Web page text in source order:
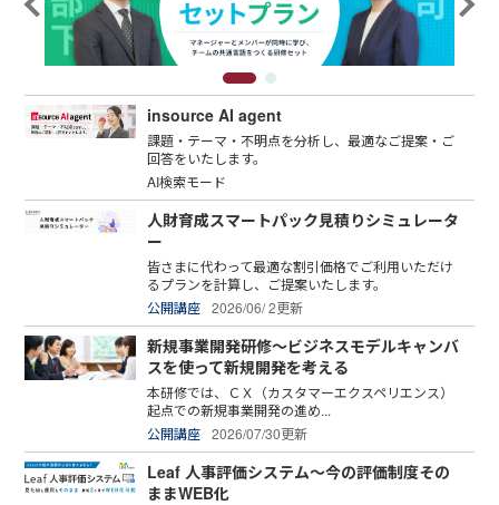
insource AI agent
課題・テーマ・不明点を分析し、最適なご提案・ご
回答をいたします。
AI検索モード
人財育成スマートパック見積りシミュレータ
ー
皆さまに代わって最適な割引価格でご利用いただけ
るプランを計算し、ご提案いたします。
公開講座 2026/06/ 2更新
新規事業開発研修～ビジネスモデルキャンバ
スを使って新規開発を考える
本研修では、ＣＸ（カスタマーエクスペリエンス）
起点での新規事業開発の進め...
公開講座 2026/07/30更新
Leaf 人事評価システム～今の評価制度その
ままWEB化